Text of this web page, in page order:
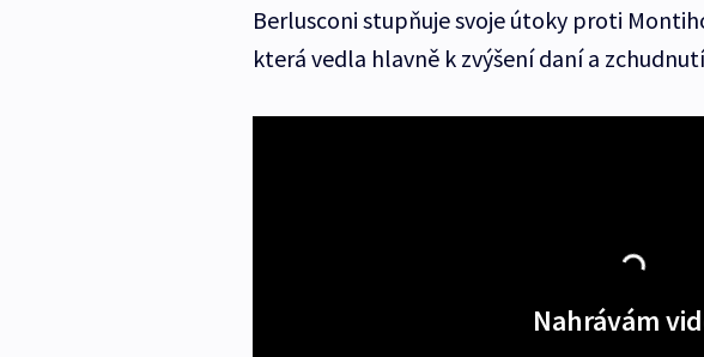
Berlusconi stupňuje svoje útoky proti
která vedla hlavně k zvýšení daní a
Nahrávám